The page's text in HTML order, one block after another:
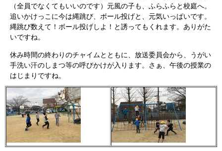
（全員でなくてもいいのです）元風の子も、ふらふらと校庭へ。
追いかけっこに今は縄跳び、ボール投げと、元気いっぱいです。
縄跳び数えて！ボール投げしよ！と誘ってもくれます。ありがた
いですね。
休み時間の終わりのチャイムとともに、放送委員会から、うがい
手洗い汗のしまつ等の呼びかけが入ります。さぁ、午後の授業の
はじまりですね。